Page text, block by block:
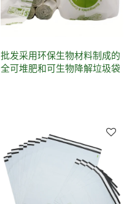
批发采用环保生物材料制成的
全可堆肥和可生物降解垃圾袋